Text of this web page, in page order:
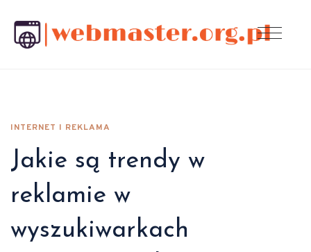
INTERNET I REKLAMA
Jakie są trendy w
reklamie w
wyszukiwarkach